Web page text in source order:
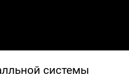
системы